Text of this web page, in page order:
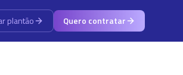
plantão Quero contratar